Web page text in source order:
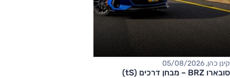
קינן כהן, 05/08/2026
סובארו BRZ – מבחן דרכים (tS)